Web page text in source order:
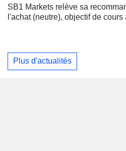
SB1 Markets relève sa
l'achat (neutre), objectif de
Plus d'actualités